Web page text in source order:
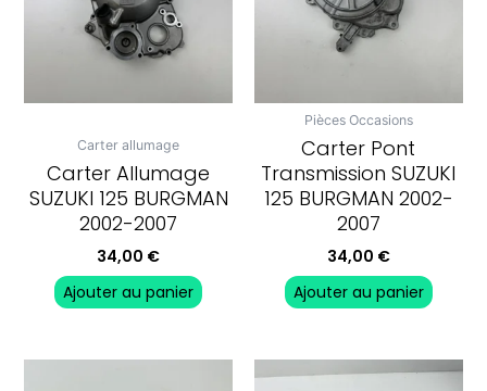
Carter allumage
Carter Allumage
SUZUKI 125 BURGMAN
2002-2007
34,00 €
Ajouter au panier
Pièces Occasions
Carter Pont
Transmission SUZUKI
125 BURGMAN 2002-
2007
34,00 €
Ajouter au panier